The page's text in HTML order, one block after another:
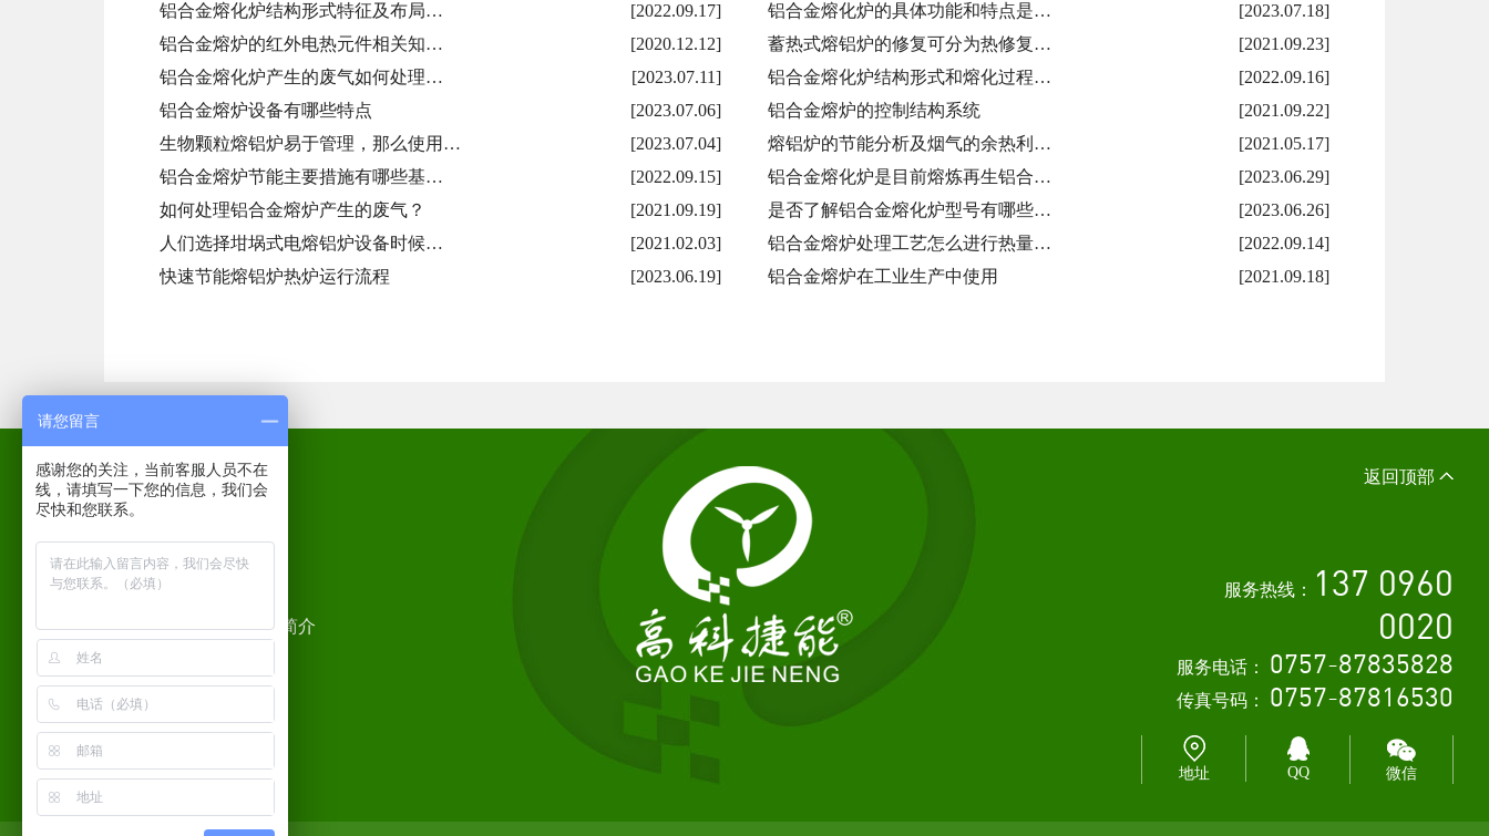
[2022.09.17]
铝合金熔化炉结构形式特征及布局… [2023.07.18]
铝合金熔化炉的具体功能和特点是…
[2020.12.12]
铝合金熔炉的红外电热元件相关知… [2021.09.23]
蓄热式熔铝炉的修复可分为热修复…
[2023.07.11]
铝合金熔化炉产生的废气如何处理… [2022.09.16]
铝合金熔化炉结构形式和熔化过程…
[2023.07.06]
铝合金熔炉设备有哪些特点 [2021.09.22]
铝合金熔炉的控制结构系统
[2023.07.04]
生物颗粒熔铝炉易于管理，那么使用… [2021.05.17]
熔铝炉的节能分析及烟气的余热利…
[2022.09.15]
铝合金熔炉节能主要措施有哪些基… [2023.06.29]
铝合金熔化炉是目前熔炼再生铝合…
[2021.09.19]
如何处理铝合金熔炉产生的废气？ [2023.06.26]
是否了解铝合金熔化炉型号有哪些…
[2021.02.03]
人们选择坩埚式电熔铝炉设备时候… [2022.09.14]
铝合金熔炉处理工艺怎么进行热量…
[2023.06.19]
快速节能熔铝炉热炉运行流程 [2021.09.18]
铝合金熔炉在工业生产中使用
佛山市高捷工业炉有限公司
首页
产品中心
新闻资讯
工程案例
关于我们
高科捷能简介
企业文化
地图导航
返回顶部
服务热线：
137 0960
0020
服务电话： 0757-87835828
传真号码： 0757-87816530
地址 QQ 微信
请您留言
感谢您的关注，当前客服人员不在
线，请填写一下您的信息，我们会
尽快和您联系。